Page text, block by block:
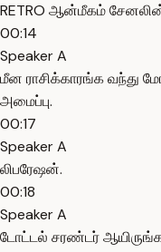
RETRO ஆன்மீகம்
00:14
Speaker A
மீன ராசிக்காரங்க வந்து
அமைப்பு.
00:17
Speaker A
லிபரேஷன்.
00:18
Speaker A
டோட்டல் சரண்டர்